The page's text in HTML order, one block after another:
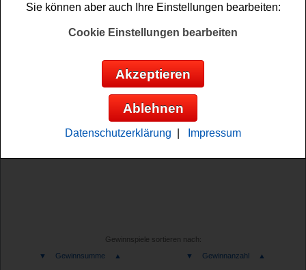
Anzeige:
Gewinnspiele sortieren nach:
▼
Gewinnsumme ▲ ▼ Gewinnanzahl ▲
Sie können aber auch Ihre Einstellungen bearbeiten:
Cookie Einstellungen bearbeiten
Akzeptieren
Ablehnen
Datenschutzerklärung Impressum